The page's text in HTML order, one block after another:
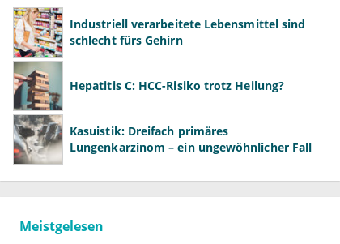
Industriell verarbeitete Lebensmittel sind
schlecht fürs Gehirn
Hepatitis C: HCC-Risiko trotz Heilung?
Kasuistik: Dreifach primäres
Lungenkarzinom – ein ungewöhnlicher Fall
Meistgelesen